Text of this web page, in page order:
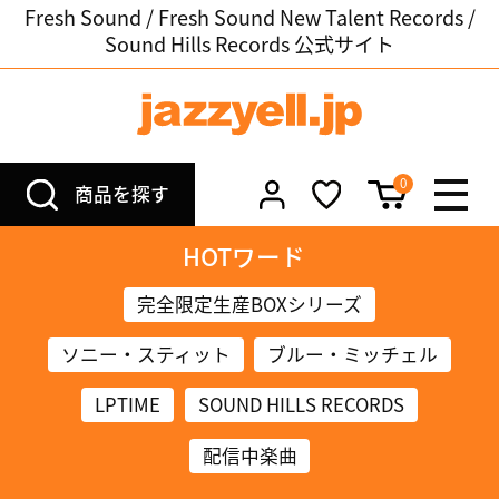
Fresh Sound / Fresh Sound New Talent Records /
Sound Hills Records 公式サイト
商品を探す 0
HOTワード
完全限定生産BOXシリーズ
ソニー・スティット
ブルー・ミッチェル
LPTIME
SOUND HILLS RECORDS
配信中楽曲